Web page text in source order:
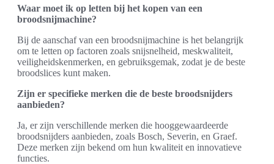
Waar moet ik op letten bij het kopen van een
broodsnijmachine?
Bij de aanschaf van een broodsnijmachine is het belangrijk
om te letten op factoren zoals snijsnelheid, meskwaliteit,
veiligheidskenmerken, en gebruiksgemak, zodat je de beste
broodslices kunt maken.
Zijn er specifieke merken die de beste broodsnijders
aanbieden?
Ja, er zijn verschillende merken die hooggewaardeerde
broodsnijders aanbieden, zoals Bosch, Severin, en Graef.
Deze merken zijn bekend om hun kwaliteit en innovatieve
functies.